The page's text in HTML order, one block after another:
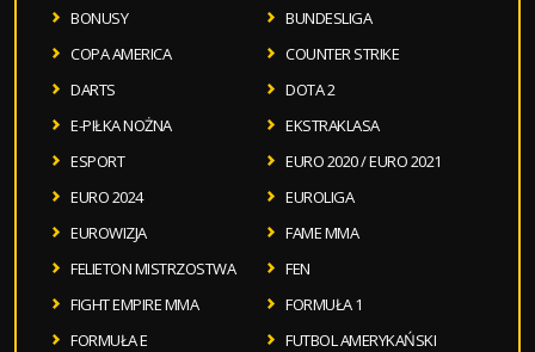
BONUSY
BUNDESLIGA
COPA AMERICA
COUNTER STRIKE
DARTS
DOTA 2
E-PIŁKA NOŻNA
EKSTRAKLASA
ESPORT
EURO 2020 / EURO 2021
EURO 2024
EUROLIGA
EUROWIZJA
FAME MMA
FELIETON MISTRZOSTWA
FEN
FIGHT EMPIRE MMA
FORMUŁA 1
FORMUŁA E
FUTBOL AMERYKAŃSKI